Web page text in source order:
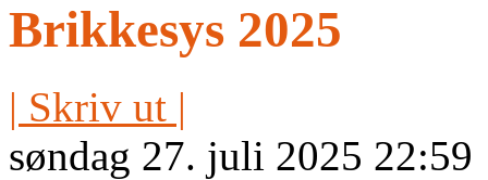
Brikkesys 2025
| Skriv ut |
søndag 27. juli 2025 22:59